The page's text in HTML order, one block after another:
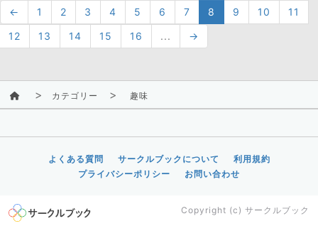
← 1 2 3 4 5 6 7 8 9 10
11
12
13 14 15 16 ... →
カテゴリー 趣味
よくある質問 サークルブックについて
利用規約
プライバシーポリシー
お問い合わせ
Copyright (c) サークルブック